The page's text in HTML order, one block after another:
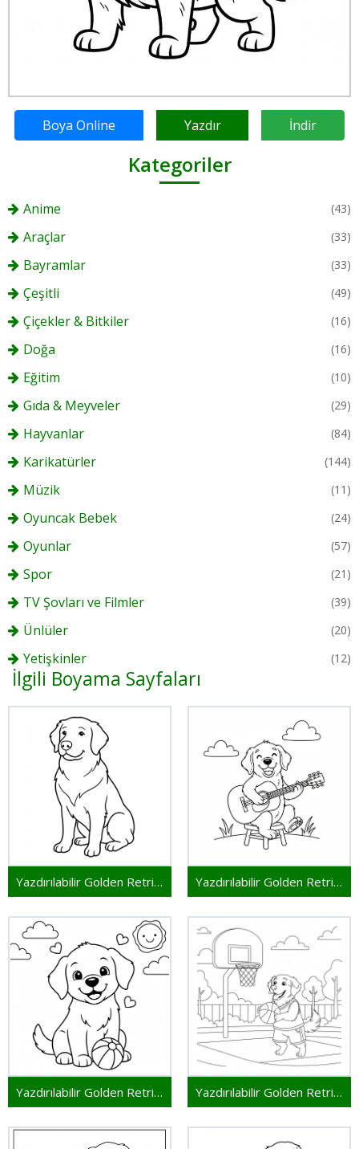
Boya Online Yazdır İndir
Kategoriler
Anime (43)
Araçlar (33)
Bayramlar (33)
Çeşitli (49)
Çiçekler & Bitkiler (16)
Doğa (16)
Eğitim (10)
Gıda & Meyveler (29)
Hayvanlar (84)
Karikatürler (144)
Müzik (11)
Oyuncak Bebek (24)
Oyunlar (57)
Spor (21)
TV Şovları ve Filmler (39)
Ünlüler (20)
Yetişkinler (12)
İlgili Boyama Sayfaları
Yazdırılabilir Golden Retriever Yazdırılabilir Golden Retriever Resim
Yazdırılabilir Golden Retriever Çocuklar İçin Yazdırılabilir Golden Retriever Bedava